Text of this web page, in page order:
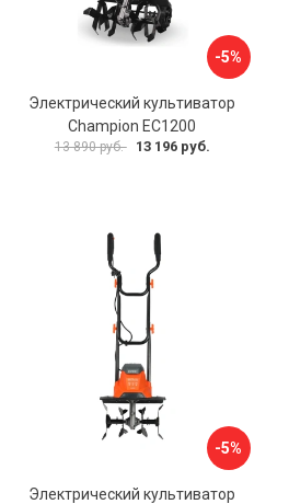
-5%
Электрический культиватор
Champion EC1200
13 890 руб. 13 196 руб.
-5%
Электрический культиватор